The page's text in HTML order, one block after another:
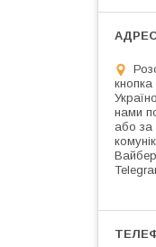
кнопка
нами
або за